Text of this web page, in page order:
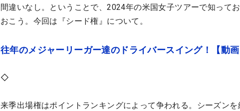
間違いなし。ということで、2024年の米国女子ツアーで知って
おこう。今回は『シード権』について。
往年のメジャーリーガー達のドライバースイング！【動画
◇
来季出場権はポイントランキングによって争われる。シーズン